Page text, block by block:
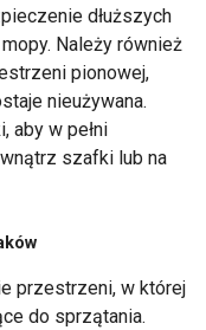
dłuższych
Należy również
pionowej,
nieużywana.
aby w pełni
szafki lub na
przestrzeni, w której
do sprzątania.